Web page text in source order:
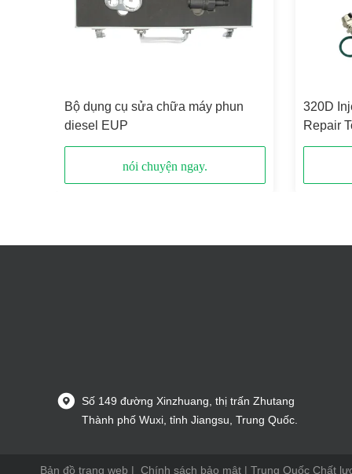
Bộ dụng cụ sửa chữa máy phun
diesel EUP
nói chuyện ngay.
320D
Repair
Số 149 đường Xinzhuang, thị trấn Zhutang
Thành phố Wuxi, tỉnh Jiangsu, Trung Quốc.
Bản đồ trang web | Chính sách bảo mật| Trung Quốc Chất